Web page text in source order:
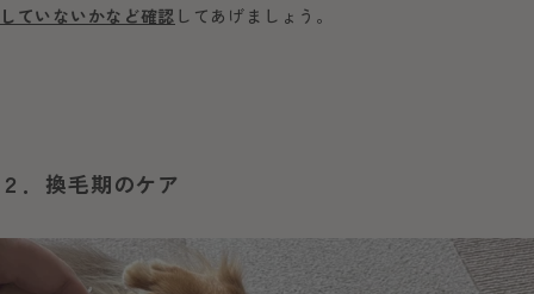
していないかなど確認 してあげましょう。
２．換毛期のケア